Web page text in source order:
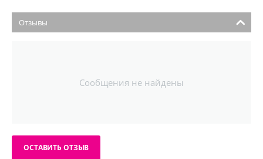
Отзывы
Сообщения не найдены
ОСТАВИТЬ ОТЗЫВ